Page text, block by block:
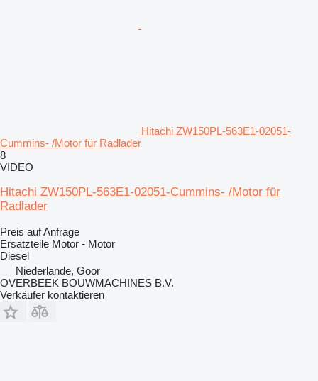
Hitachi ZW150PL-563E1-02051-
Cummins- /Motor für Radlader
8
VIDEO
Hitachi ZW150PL-563E1-02051-Cummins- /Motor für
Radlader
Preis auf Anfrage
Ersatzteile Motor - Motor
Diesel
Niederlande, Goor
OVERBEEK BOUWMACHINES B.V.
Verkäufer kontaktieren